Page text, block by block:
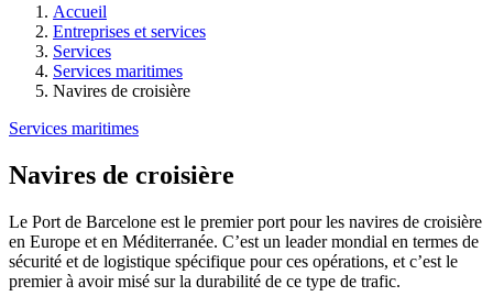
Accueil
Entreprises et services
Services
Services maritimes
Navires de croisière
Services maritimes
Navires de croisière
Le Port de Barcelone est le premier port pour les navires de croisière
en Europe et en Méditerranée. C’est un leader mondial en termes de
sécurité et de logistique spécifique pour ces opérations, et c’est le
premier à avoir misé sur la durabilité de ce type de trafic.